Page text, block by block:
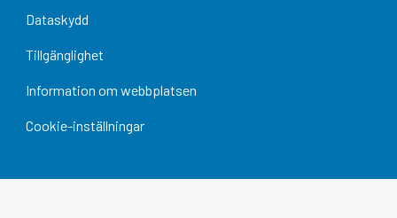
Dataskydd
Tillgänglighet
Information om webbplatsen
Cookie-inställningar